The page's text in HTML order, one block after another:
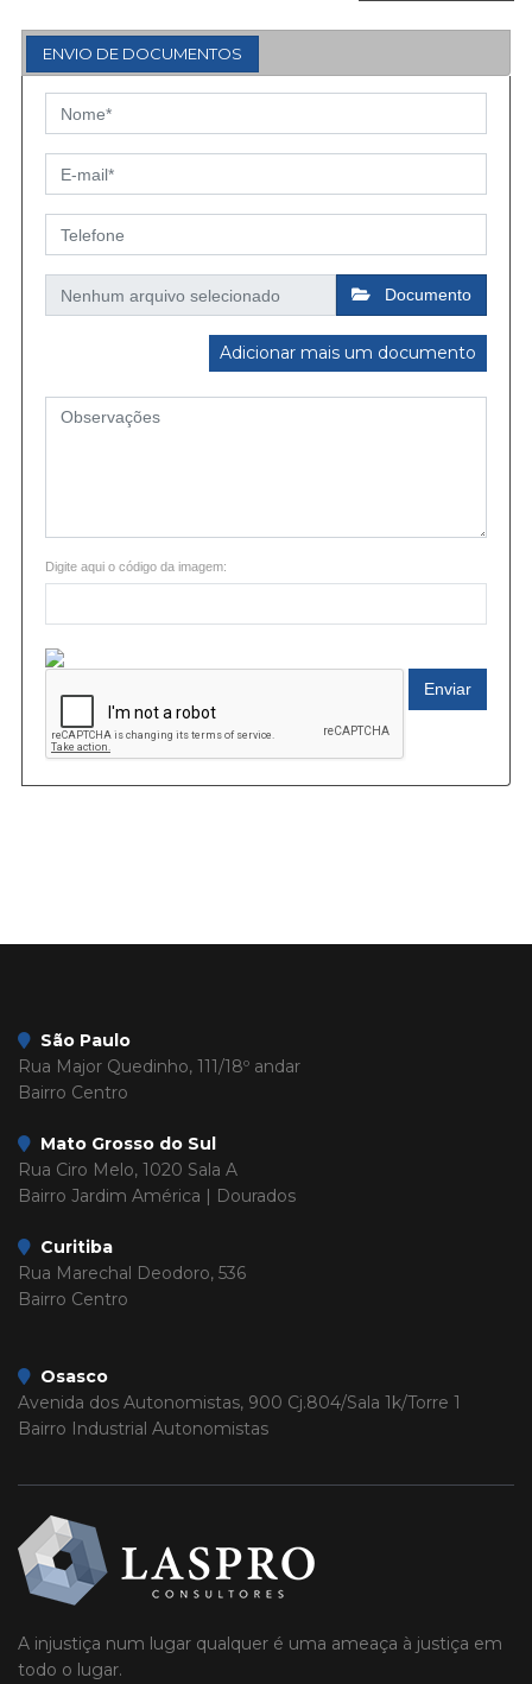
ENVIO DE DOCUMENTOS
Documento
Adicionar mais um documento
Digite aqui o código da imagem:
Enviar
São Paulo
Rua Major Quedinho, 111/18º andar
Bairro Centro
Mato Grosso do Sul
Rua Ciro Melo, 1020 Sala A
Bairro Jardim América | Dourados
Curitiba
Rua Marechal Deodoro, 536
Bairro Centro
Osasco
Avenida dos Autonomistas, 900 Cj.804/Sala 1k/Torre 1
Bairro Industrial Autonomistas
A injustiça num lugar qualquer é uma ameaça à justiça em
todo o lugar.